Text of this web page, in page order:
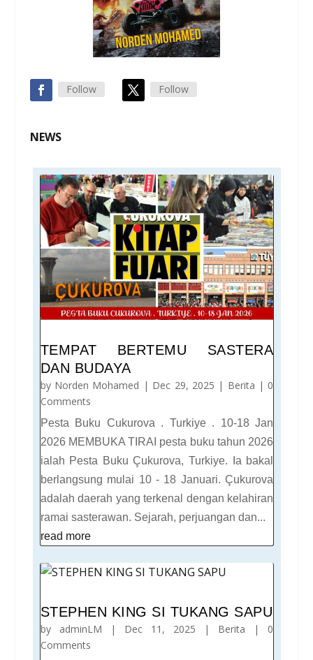
Follow Follow
NEWS
TEMPAT BERTEMU SASTERA
DAN BUDAYA
by Norden Mohamed | Dec 29, 2025 | Berita | 0
Comments
Pesta Buku Cukurova . Turkiye . 10-18 Jan
2026 MEMBUKA TIRAI pesta buku tahun 2026
ialah Pesta Buku Çukurova, Turkiye. Ia bakal
berlangsung mulai 10 - 18 Januari. Çukurova
adalah daerah yang terkenal dengan kelahiran
ramai sasterawan. Sejarah, perjuangan dan...
read more
STEPHEN KING SI TUKANG SAPU
by adminLM | Dec 11, 2025 | Berita | 0
Comments